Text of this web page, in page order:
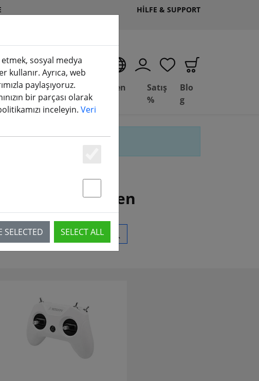
HILFE & SUPPORT
3D
baskı(aktuelle Seite)
Deal
Depot
Fesleğen
FPV
Satış
%
Blo
g
gefunden
sosyal medya
kullanır. Ayrıca, web
paylaşıyoruz.
bir parçası olarak
inceleyin. Veri
Statstik & Marketing
SELECTED SELECT ALL